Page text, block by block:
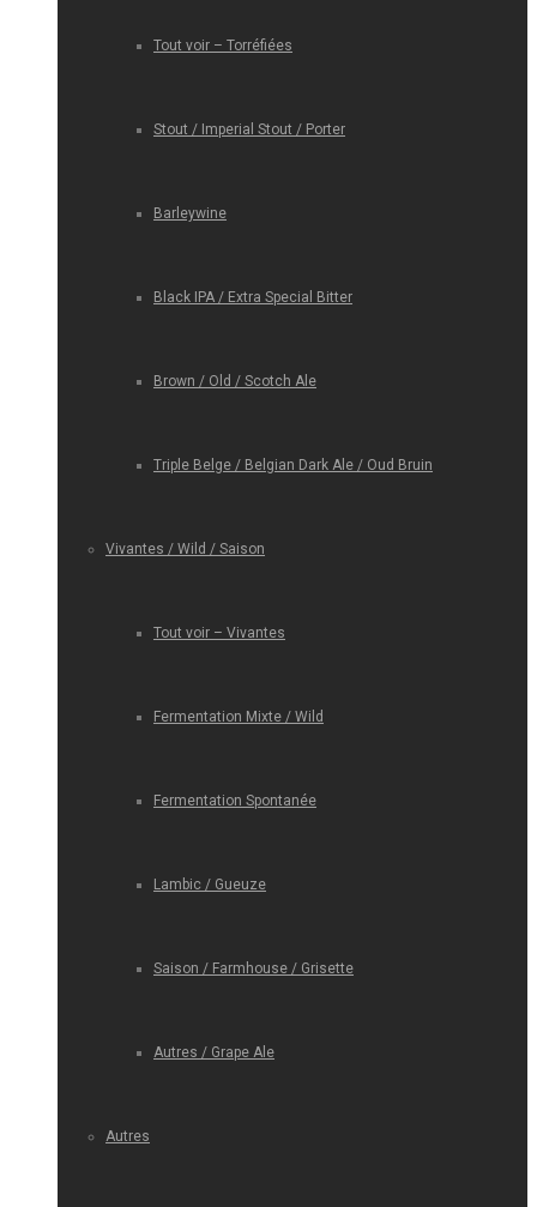
Tout voir – Torréfiées
Stout / Imperial Stout / Porter
Barleywine
Black IPA / Extra Special Bitter
Brown / Old / Scotch Ale
Triple Belge / Belgian Dark Ale / Oud Bruin
Vivantes / Wild / Saison
Tout voir – Vivantes
Fermentation Mixte / Wild
Fermentation Spontanée
Lambic / Gueuze
Saison / Farmhouse / Grisette
Autres / Grape Ale
Autres